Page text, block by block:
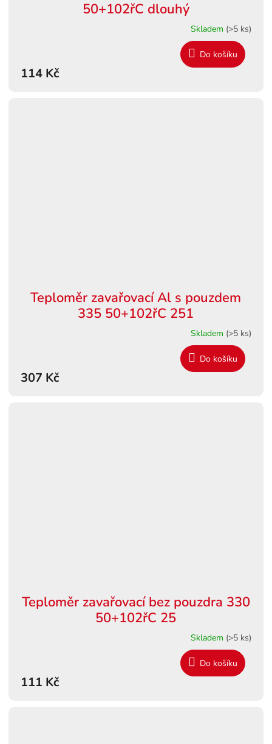
50+102řC dlouhý
Skladem (>5 ks)
114 Kč
Do košíku
Teploměr zavařovací Al s pouzdem
335 50+102řC 251
Skladem (>5 ks)
307 Kč
Do košíku
Teploměr zavařovací bez pouzdra 330
50+102řC 25
Skladem (>5 ks)
111 Kč
Do košíku